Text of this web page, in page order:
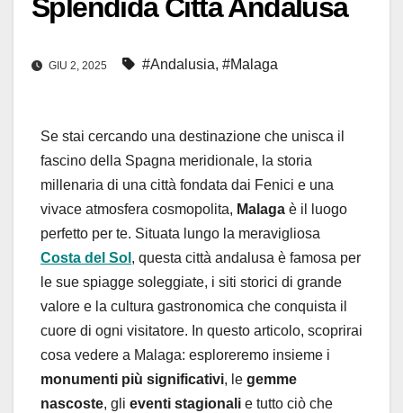
Splendida Città Andalusa
GIU 2, 2025 #Andalusia, #Malaga
Se stai cercando una destinazione che unisca il
fascino della Spagna meridionale, la storia
millenaria di una città fondata dai Fenici e una
vivace atmosfera cosmopolita, Malaga è il luogo
perfetto per te. Situata lungo la meravigliosa
Costa del Sol , questa città andalusa è famosa per
le sue spiagge soleggiate, i siti storici di grande
valore e la cultura gastronomica che conquista il
cuore di ogni visitatore. In questo articolo, scoprirai
cosa vedere a Malaga: esploreremo insieme i
monumenti più significativi, le gemme
nascoste, gli eventi stagionali e tutto ciò che